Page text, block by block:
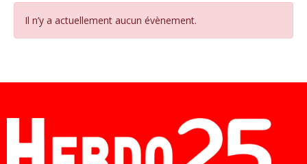
Il n’y a actuellement aucun évènement.